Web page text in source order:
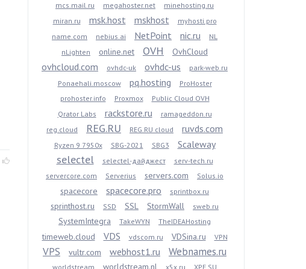
mcs.mail.ru megahoster.net
minehosting.ru
miran.ru
msk.host mskhost
myhosti.pro
name.com
nebius.ai NetPoint nic.ru
NL
nLighten
online.net OVH OvhCloud
ovhcloud.com ovhdc-uk ovhdc-us
park-web.ru
Ponaehali.moscow
pq.hosting
ProHoster
prohoster.info
Proxmox
Public Cloud OVH
Qrator Labs
rackstore.ru
ramageddon.ru
reg.cloud
REG.RU REG.RU cloud ruvds.com
Ryzen 9 7950x SBG-2021 SBG3 Scaleway
selectel selectel-дайджест
serv-tech.ru
servercore.com
Serverius servers.com Solus.io
spacecore spacecore.pro sprintbox.ru
sprinthost.ru SSD SSL StormWall sweb.ru
SystemIntegra TakeWYN TheIDEAHosting
timeweb.cloud VDS vdscom.ru VDSina.ru VPN
VPS vultr.com webhost1.ru Webnames.ru
worldstream worldstream.nl x5x.ru XPE.SU